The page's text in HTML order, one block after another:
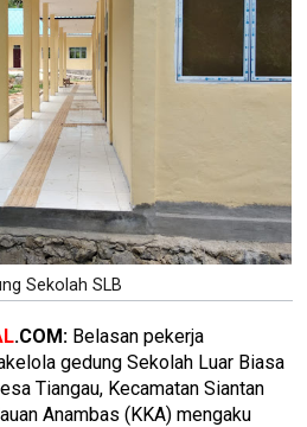
Sekolah SLB
.COM: Belasan pekerja
gedung Sekolah Luar Biasa
Tiangau, Kecamatan Siantan
Anambas (KKA) mengaku